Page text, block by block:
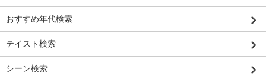
おすすめ年代検索
テイスト検索
シーン検索